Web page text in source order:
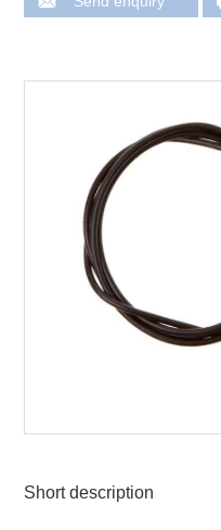
Short description